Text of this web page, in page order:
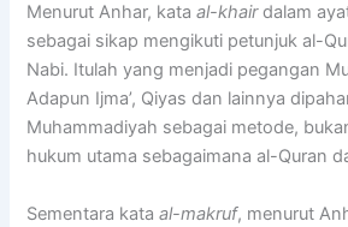
Menurut Anhar, kataal-khairdalam
sebagai sikap mengikuti petunjuk al-
Nabi. Itulah yang menjadi pegangan
Adapun Ijma’, Qiyas dan lainnya
Muhammadiyah sebagai metode,
hukum utama sebagaimana al-Quran
Sementara kataal-makruf, menurut